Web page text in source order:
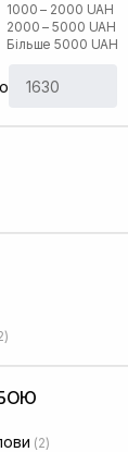
1000 – 2000 UAH
2000 – 5000 UAH
Більше 5000 UAH
(2)